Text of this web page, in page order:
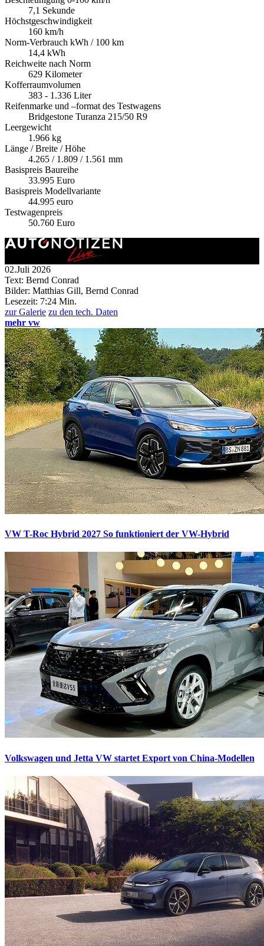
7,1 Sekunde
Höchstgeschwindigkeit
160 km/h
Norm-Verbrauch kWh / 100 km
14,4 kWh
Reichweite nach Norm
629 Kilometer
Kofferraumvolumen
383 - 1.336 Liter
Reifenmarke und –format des Testwagens
Bridgestone Turanza 215/50 R9
Leergewicht
1.966 kg
Länge / Breite / Höhe
4.265 / 1.809 / 1.561 mm
Basispreis Baureihe
33.995 Euro
Basispreis Modellvariante
44.995 euro
Testwagenpreis
50.760 Euro
02.Juli 2026
Text: Bernd Conrad
Bilder: Matthias Gill, Bernd Conrad
Lesezeit: 7:24 Min.
zur Galerie zu den tech. Daten
mehr vw
VW T-Roc Hybrid 2027 So funktioniert der VW-Hybrid
Volkswagen und Jetta VW startet Export von China-Modellen